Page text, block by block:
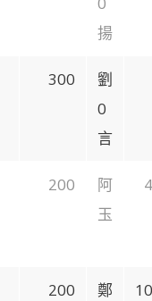
揚
300
劉
0
言
200
阿
玉
200
鄭